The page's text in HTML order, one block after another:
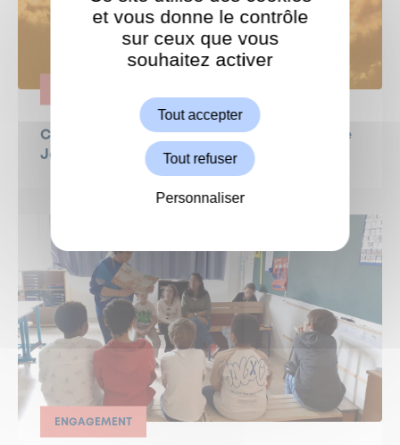
CANICULE - semaine du 22 juin : la lettre de
Jeanne Bécart, Maire de Garches
ENGAGEMENT
ShareThis est désactivé.
et vous donne le contrôle
sur ceux que vous
souhaitez activer
Tout accepter
Tout refuser
Personnaliser